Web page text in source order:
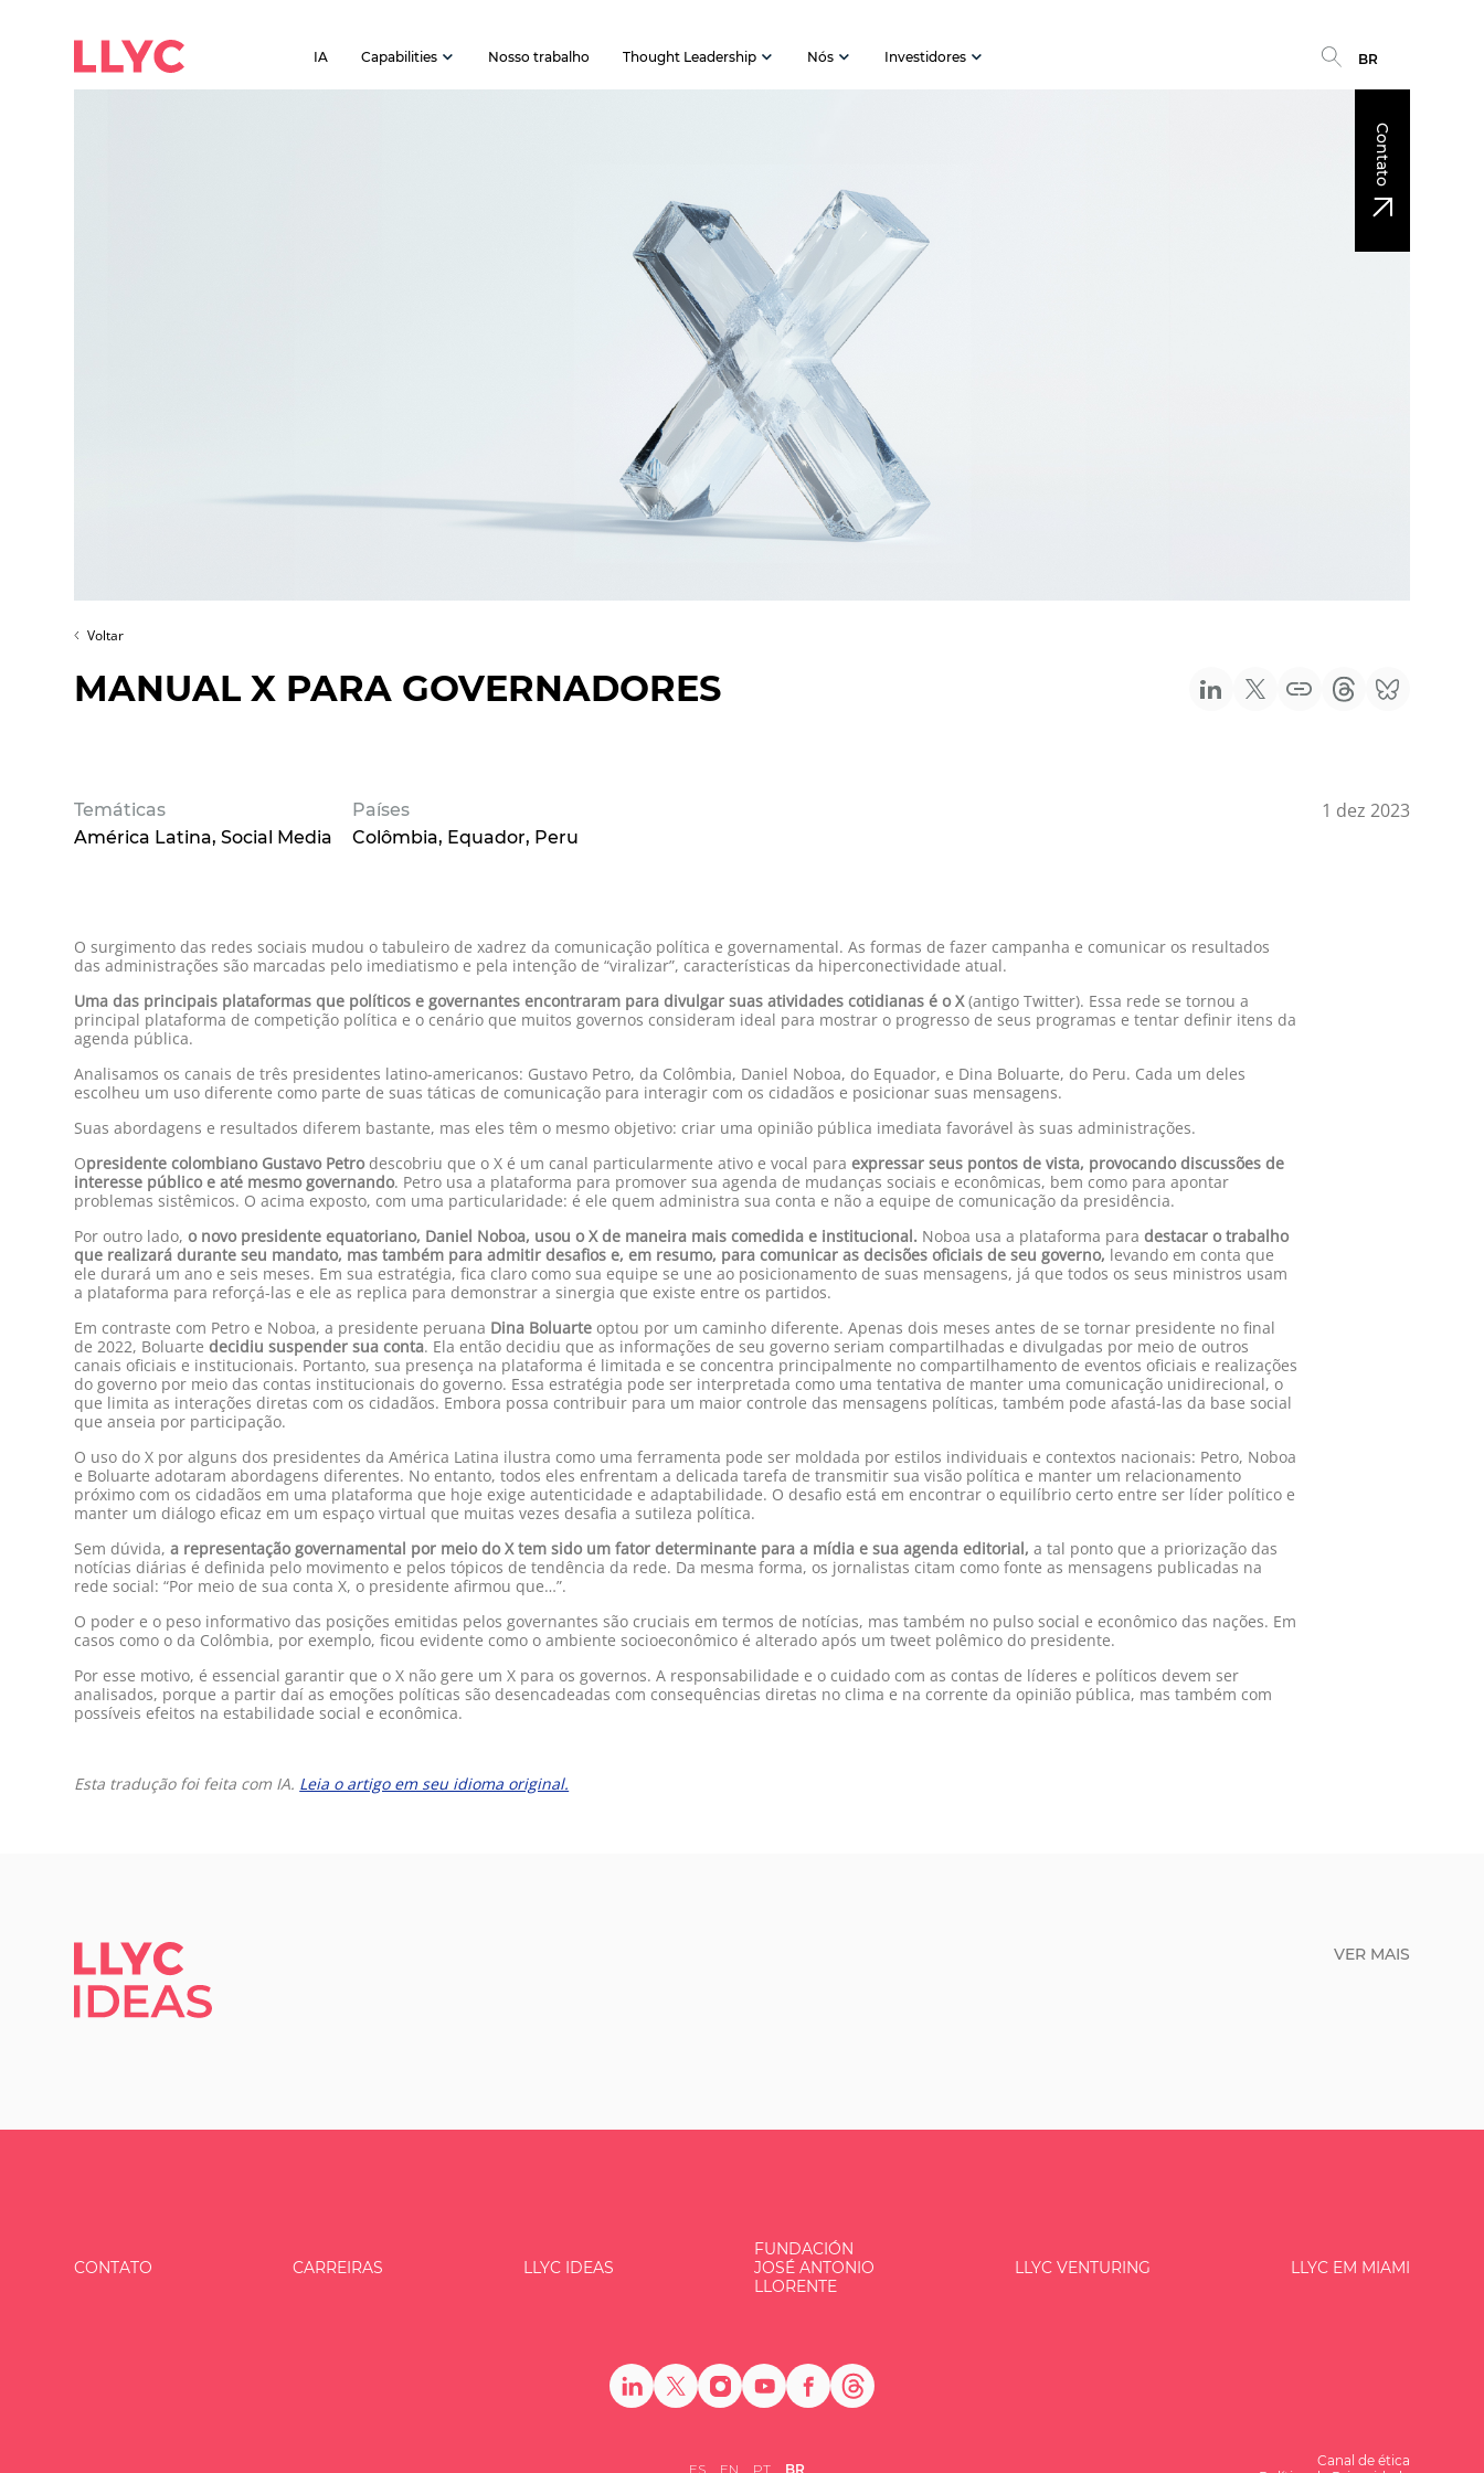
IA Capabilities Nosso trabalho Thought Leadership Nós Investidores BR
Contato
Voltar
MANUAL X PARA GOVERNADORES
Temáticas
América Latina Social Media
Países
Colômbia Equador Peru
1 dez 2023
O surgimento das redes sociais mudou o tabuleiro de xadrez da comunicação política e governamental. As formas de fazer campanha e comunicar os resultados
das administrações são marcadas pelo imediatismo e pela intenção de “viralizar”, características da hiperconectividade atual.
Uma das principais plataformas que políticos e governantes encontraram para divulgar suas atividades cotidianas é o X(antigo Twitter). Essa rede se tornou a
principal plataforma de competição política e o cenário que muitos governos consideram ideal para mostrar o progresso de seus programas e tentar definir itens da
agenda pública.
Analisamos os canais de três presidentes latino-americanos: Gustavo Petro, da Colômbia, Daniel Noboa, do Equador, e Dina Boluarte, do Peru. Cada um deles
escolheu um uso diferente como parte de suas táticas de comunicação para interagir com os cidadãos e posicionar suas mensagens.
Suas abordagens e resultados diferem bastante, mas eles têm o mesmo objetivo: criar uma opinião pública imediata favorável às suas administrações.
Opresidente colombiano Gustavo Petrodescobriu que o X é um canal particularmente ativo e vocal para expressar seus pontos de vista, provocando discussões de
interesse público e até mesmo governando. Petro usa a plataforma para promover sua agenda de mudanças sociais e econômicas, bem como para apontar
problemas sistêmicos. O acima exposto, com uma particularidade: é ele quem administra sua conta e não a equipe de comunicação da presidência.
Por outro lado,o novo presidente equatoriano, Daniel Noboa, usou o X de maneira mais comedida e institucional. Noboa usa a plataforma paradestacar o trabalho
que realizará durante seu mandato, mas também para admitir desafios e, em resumo, para comunicar as decisões oficiais de seu governo, levando em conta que
ele durará um ano e seis meses. Em sua estratégia, fica claro como sua equipe se une ao posicionamento de suas mensagens, já que todos os seus ministros usam
a plataforma para reforçá-las e ele as replica para demonstrar a sinergia que existe entre os partidos.
Em contraste com Petro e Noboa, a presidente peruana Dina Boluarte optou por um caminho diferente. Apenas dois meses antes de se tornar presidente no final
de 2022, Boluartedecidiu suspender sua conta. Ela então decidiu que as informações de seu governo seriam compartilhadas e divulgadas por meio de outros
canais oficiais e institucionais. Portanto, sua presença na plataforma é limitada e se concentra principalmente no compartilhamento de eventos oficiais e realizações
do governo por meio das contas institucionais do governo. Essa estratégia pode ser interpretada como uma tentativa de manter uma comunicação unidirecional, o
que limita as interações diretas com os cidadãos. Embora possa contribuir para um maior controle das mensagens políticas, também pode afastá-las da base social
que anseia por participação.
O uso do X por alguns dos presidentes da América Latina ilustra como uma ferramenta pode ser moldada por estilos individuais e contextos nacionais: Petro, Noboa
e Boluarte adotaram abordagens diferentes. No entanto, todos eles enfrentam a delicada tarefa de transmitir sua visão política e manter um relacionamento
próximo com os cidadãos em uma plataforma que hoje exige autenticidade e adaptabilidade. O desafio está em encontrar o equilíbrio certo entre ser líder político e
manter um diálogo eficaz em um espaço virtual que muitas vezes desafia a sutileza política.
Sem dúvida, a representação governamental por meio do X tem sido um fator determinante para a mídia e sua agenda editorial, a tal ponto que a priorização das
notícias diárias é definida pelo movimento e pelos tópicos de tendência da rede. Da mesma forma, os jornalistas citam como fonte as mensagens publicadas na
rede social: “Por meio de sua conta X, o presidente afirmou que…”.
O poder e o peso informativo das posições emitidas pelos governantes são cruciais em termos de notícias, mas também no pulso social e econômico das nações. Em
casos como o da Colômbia, por exemplo, ficou evidente como o ambiente socioeconômico é alterado após um tweet polêmico do presidente.
Por esse motivo, é essencial garantir que o X não gere um X para os governos. A responsabilidade e o cuidado com as contas de líderes e políticos devem ser
analisados, porque a partir daí as emoções políticas são desencadeadas com consequências diretas no clima e na corrente da opinião pública, mas também com
possíveis efeitos na estabilidade social e econômica.
Esta tradução foi feita com IA. Leia o artigo em seu idioma original.
LLYC IDEAS. VER MAIS
CONTATO CARREIRAS LLYC IDEAS
FUNDACIÓN
JOSÉ ANTONIO
LLORENTE
LLYC VENTURING LLYC EM MIAMI
ES EN PT BR
Canal de ética